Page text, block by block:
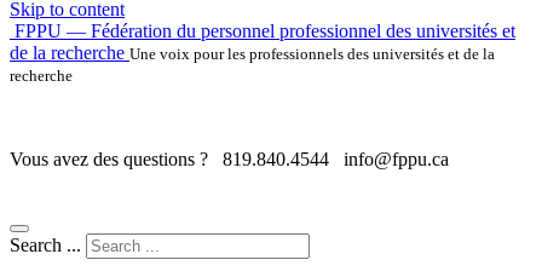
Skip to content
FPPU — Fédération du personnel professionnel des universités et
de la recherche Une voix pour les professionnels des universités et de la
recherche
Vous avez des questions ? 819.840.4544 info@fppu.ca
Search ...